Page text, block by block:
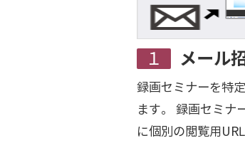
１メー
録画セミナーを特
ます。 録画セミナ
に個別の閲覧用